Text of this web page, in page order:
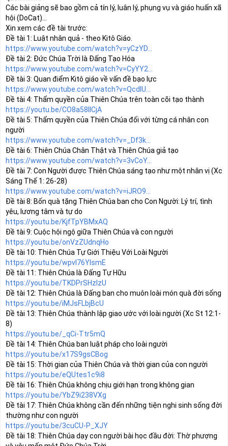
Các bài giảng sẽ bao gồm cả tín lý, luân lý, phụng vụ và giáo huấn xã
hội (DoCat)…
https://www.youtube.com/watch?v=yCzYD...
https://www.youtube.com/watch?v=CyYY2...
https://www.youtube.com/watch?v=QcdlU...
https://youtu.be/CO8a58IICjA
Đề tài 5: Thẩm quyền của Thiên Chúa đối với từng cá nhân con
https://www.youtube.com/watch?v=_Df3k...
https://www.youtube.com/watch?v=3vCoY...
Đề tài 7: Con Người được Thiên Chúa sáng tạo như một nhân vị (Xc
https://www.youtube.com/watch?v=iJRO9...
Đề tài 8: Bốn quà tặng Thiên Chúa ban cho Con Người: Lý trí, tình
https://youtu.be/KjfTpYBMxAQ
https://youtu.be/onVzZUdnqHo
https://youtu.be/wpvI76YIsmE
https://youtu.be/TKDPrSHzlzU
https://youtu.be/iMJsFLbjBcU
Đề tài 13: Thiên Chúa thành lập giao ước với loài người (Xc St 12:1-
https://youtu.be/_qCi-Ttr5mQ
https://youtu.be/x17S9gsCBog
https://youtu.be/eQUtes1c9i8
https://youtu.be/YbZ9i238VXg
Đề tài 17: Thiên Chúa không cần đến những tiện nghi sinh sống đời
https://youtu.be/3cuCU-P_XJY
Đề tài 18: Thiên Chúa dạy con người bài học đầu đời: Thờ phượng